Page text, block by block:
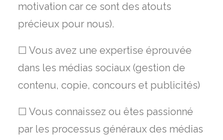
motivation car ce sont des atouts
précieux pour nous).
☐ Vous avez une expertise éprouvée
dans les médias sociaux (gestion de
contenu, copie, concours et publicités)
☐ Vous connaissez ou êtes passionné
par les processus généraux des médias